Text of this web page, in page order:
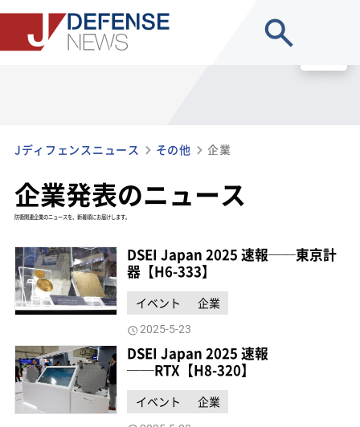
Jディフェンスニュース その他 企業
企業発表のニュース
防衛関連企業のニュースを、新着順にお届けします。
DSEI Japan 2025 速報──東京計
器【H6-333】
イベント 企業
2025-5-23
DSEI Japan 2025 速報
──RTX【H8-320】
イベント 企業